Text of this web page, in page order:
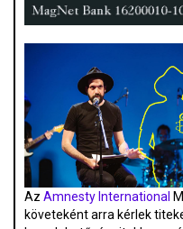
Az Amnesty International
követeként arra kérlek